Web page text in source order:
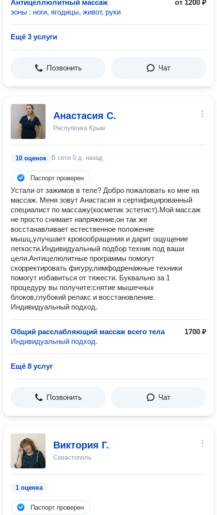
Антицеллюлитный массаж
от 1200 ₽
зоны : ноги, ягодицы, живот, руки
Ещё 3 услуги
Позвонить Чат
Анастасия С.
Республика Крым
10 оценок В сети 5 д. назад
Паспорт проверен
Устали от зажимов в теле? Добро пожаловать ко мне на
массаж. Меня зовут Анастасия я сертифицированный
специалист по массажу(косметик эстетист).Мой массаж
не просто снимает напряжение,он так же
восстанавливает естественное положение
мышц,улучшает кровообращения и дарит ощущение
легкости.Индивидуальный подбор техник под ваши
цели.Антицелюлитные программы помогут
скорректировать фигуру,лимфодренажные техники
помогут избавиться от тяжести. Буквально за 1
процедуру вы получите:снятие мышечных
блоков,глубокий релакс и восстановление.
Индивидуальный подход.
Общий расслабляющий массаж всего тела
1700 ₽
Индивидуальный подход.
Ещё 8 услуг
Позвонить Чат
Виктория Г.
Севастополь
1 оценка
Паспорт проверен